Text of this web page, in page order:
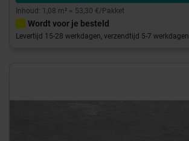
Inhoud: 1,08 m² = 53,30 €/Pakket
Wordt voor je besteld
Levertijd 15-28 werkdagen, verzendtijd 5-7 werkdagen